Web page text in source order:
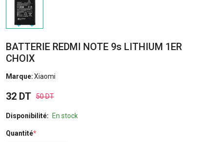
BATTERIE REDMI NOTE 9s LITHIUM 1ER
CHOIX
Marque:Xiaomi
32 DT 50 DT
Disponibilité: En stock
Quantité*